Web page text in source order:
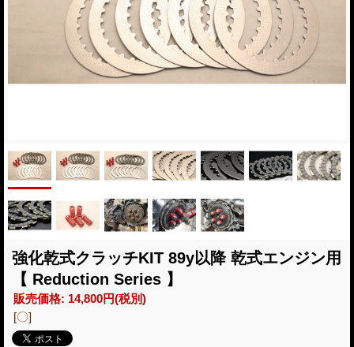
強化乾式クラッチKIT 89y以降 乾式エンジン用
【 Reduction Series 】
販売価格: 14,800円(税別)
[〇]